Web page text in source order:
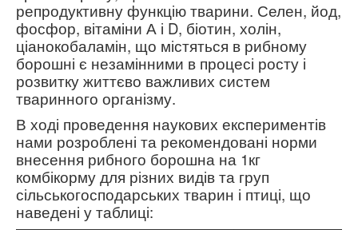
репродуктивну функцію тварини. Селен, йод,
фосфор, вітаміни А і D, біотин, холін,
ціанокобаламін, що містяться в рибному
борошні є незамінними в процесі росту і
розвитку життєво важливих систем
тваринного організму.
В ході проведення наукових експериментів
нами розроблені та рекомендовані норми
внесення рибного борошна на 1кг
комбікорму для різних видів та груп
сільськогосподарських тварин і птиці, що
наведені у таблиці: